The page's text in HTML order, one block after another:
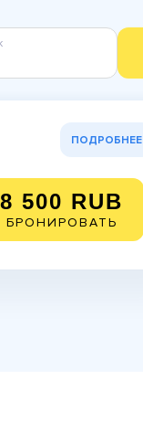
ПОДРОБНЕЕ
8 500 RUB
БРОНИРОВАТЬ